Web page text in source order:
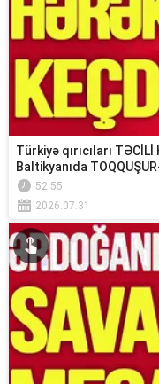
Türkiyə qırıcıları
Baltikyanıda
52:55
2026.07.31